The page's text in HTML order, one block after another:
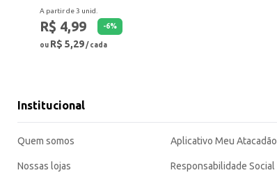
A partir de 3 unid.
R$ 4,99 -6%
ou R$ 5,29/ cada
Institucional
Quem somos
Nossas lojas
Aplicativo Meu Atacadão
Responsabilidade Social